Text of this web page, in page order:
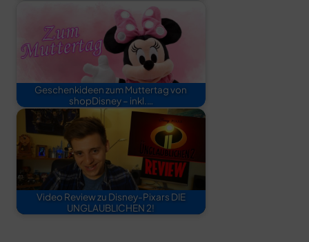
Geschenkideen zum Muttertag von
shopDisney – inkl.…
Video Review zu Disney-Pixars DIE
UNGLAUBLICHEN 2!